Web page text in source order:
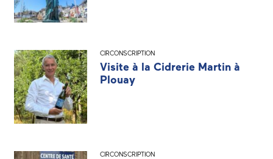
CIRCONSCRIPTION
Visite à la Cidrerie Martin à
Plouay
CIRCONSCRIPTION